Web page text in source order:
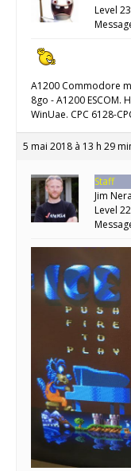
Level 23
A1200 Commodore
8go - A1200 ESCOM.
WinUae. CPC 6128-
5 mai 2018 à 13 h 29
Staff
Jim
Level 22